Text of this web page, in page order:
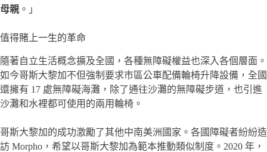
母親。」
值得賭上一生的革命
隨著自立生活概念擴及全國，各種無障礙權益也深入各個層面。
如今哥斯大黎加不但強制要求市區公車配備輪椅升降設備，全國
還擁有 17 處無障礙海灘，除了通往沙灘的無障礙步道，也引進
沙灘和水裡都可使用的兩用輪椅。
哥斯大黎加的成功激勵了其他中南美洲國家。各國障礙者紛紛造
訪 Morpho，希望以哥斯大黎加為範本推動類似制度。2020 年，